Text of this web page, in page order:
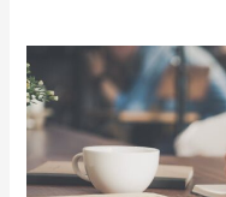
องค์
ประกอบ
ของ
จ้าง